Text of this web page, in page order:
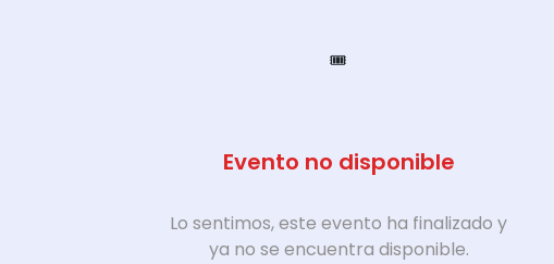
🎟️
Evento no disponible
Lo sentimos, este evento ha finalizado y
ya no se encuentra disponible.